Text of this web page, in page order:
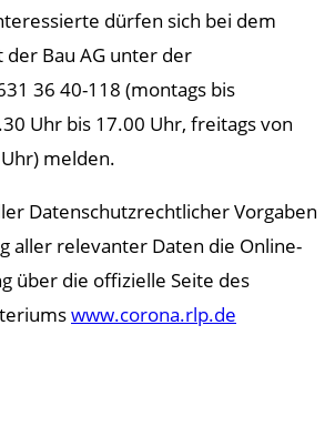
dürfen sich bei dem
der Bau AG unter der
36 40-118 (montags bis
Uhr bis 17.00 Uhr, freitags von
melden.
Datenschutzrechtlicher Vorgaben
aller relevanter Daten die Online-
über die offizielle Seite des
www.corona.rlp.de